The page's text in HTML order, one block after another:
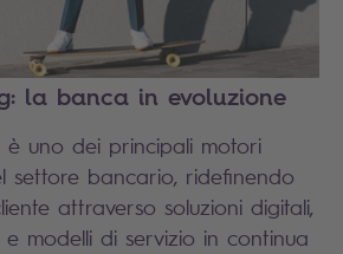
la banca in evoluzione
è uno dei principali motori
settore bancario, ridefinendo
attraverso soluzioni digitali,
modelli di servizio in continua